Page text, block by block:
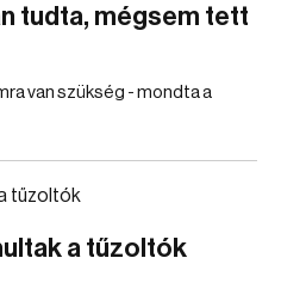
tudta, mégsem tett
van szükség - mondta a
a tűzoltók